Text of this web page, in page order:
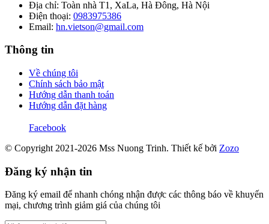
Địa chỉ: Toàn nhà T1, XaLa, Hà Đông, Hà Nội
Điện thoại: 0983975386
Email: hn.vietson@gmail.com
Thông tin
Về chúng tôi
Chính sách bảo mật
Hướng dẫn thanh toán
Hướng dẫn đặt hàng
Facebook
© Copyright 2021-2026 Mss Nuong Trinh. Thiết kế bởi Zozo
Đăng ký nhận tin
Đăng ký email để nhanh chóng nhận được các thông báo về khuyến
mại, chương trình giảm giá của chúng tôi